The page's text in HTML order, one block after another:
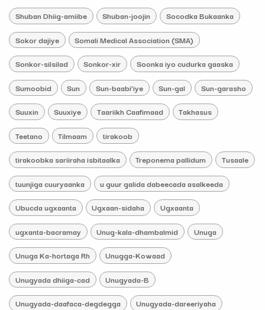
Shuban Dhiig-amiibe Shuban-joojin Socodka Bukaanka
Sokor dajiye Somali Medical Association (SMA)
Sonkor-silsilad Sonkor-xir Soonka iyo cudurka gaaska
Sumoobid Sun Sun-baabi’iye Sun-gal Sun-garasho
Suuxin Suuxiye Taariikh Caafimaad Takhasus
Teetano Tilmaam tirakoob
tirakoobka sariiraha isbitaalka Treponema pallidum Tusaale
tuunjiga cuuryaanka u guur galida dabeecada asalkeeda
Ubucda ugxaanta Ugxaan-sidaha Ugxaanta
ugxanta-bacramay Unug-kala-dhambalmid Unuga
Unuga Ka-hortaga Rh Unugga-Kowaad
Unugyada dhiiga-cad Unugyada-B
Unugyada-daafaca-degdegga Unugyada-dareeriyaha